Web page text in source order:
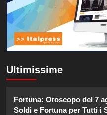
Ultimissime
Fortuna: Oroscopo del 7
Soldi e Fortuna per Tutti i